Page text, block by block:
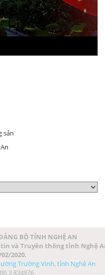
BỘ TỈNH NGHỆ AN
tin và Truyền thông tỉnh Nghệ
2020.
Trường Vinh, tỉnh Nghệ An
3 834976